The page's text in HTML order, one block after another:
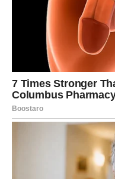
Posao,
Na poslovnom planu,
informaciju ili odluku
.
shvataš da je vreme da
konačno razjašnjava
Karma ovde radi kroz
nejasno postaje jasno.
pomera se. Finansijski,